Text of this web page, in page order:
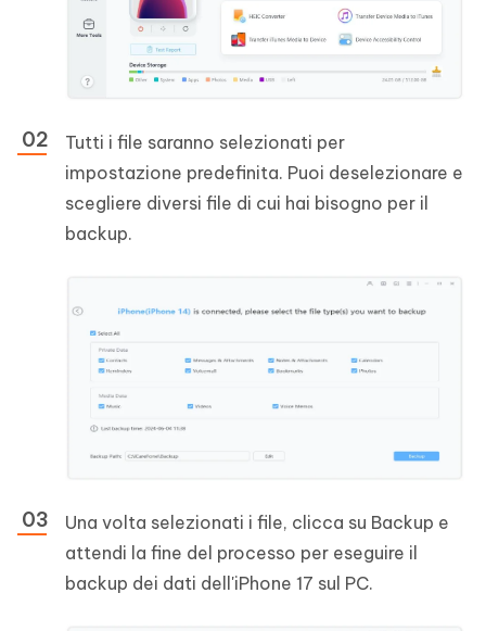
Tutti i file saranno selezionati per
impostazione predefinita. Puoi deselezionare e
scegliere diversi file di cui hai bisogno per il
backup.
Una volta selezionati i file, clicca su Backup e
attendi la fine del processo per eseguire il
backup dei dati dell'iPhone 17 sul PC.